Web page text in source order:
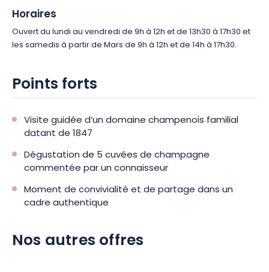
Horaires
Ouvert du lundi au vendredi de 9h à 12h et de 13h30 à 17h30 et
les samedis à partir de Mars de 9h à 12h et de 14h à 17h30.
Points forts
Visite guidée d’un domaine champenois familial
datant de 1847
Dégustation de 5 cuvées de champagne
commentée par un connaisseur
Moment de convivialité et de partage dans un
cadre authentique
Nos autres offres